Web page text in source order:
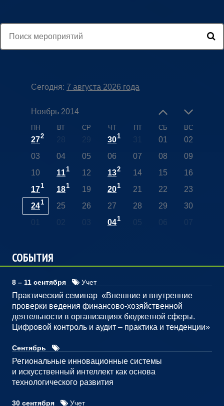
Сегодня: 7 августа 2026 года
Ноябрь 2014
ПН ВТ СР ЧТ ПТ СБ ВС
272 28 29 301 31 01
02
03
04 05 06 07 08
09
10
111 12 132 14 15
16
171 181 19 201 21 22
23
241 25 26 27 28 29
30
01
02 03 041 05 06 07
СОБЫТИЯ
8 – 11 сентября Учет
Практический семинар «Внешние и внутренние
проверки ведения финансово-хозяйственной
деятельности в организациях бюджетной сферы.
Цифровой контроль и аудит – практика и тенденции»
Сентябрь
Региональные инновационные системы
и искусственный интеллект как основа
технологического развития
30 сентября Учет